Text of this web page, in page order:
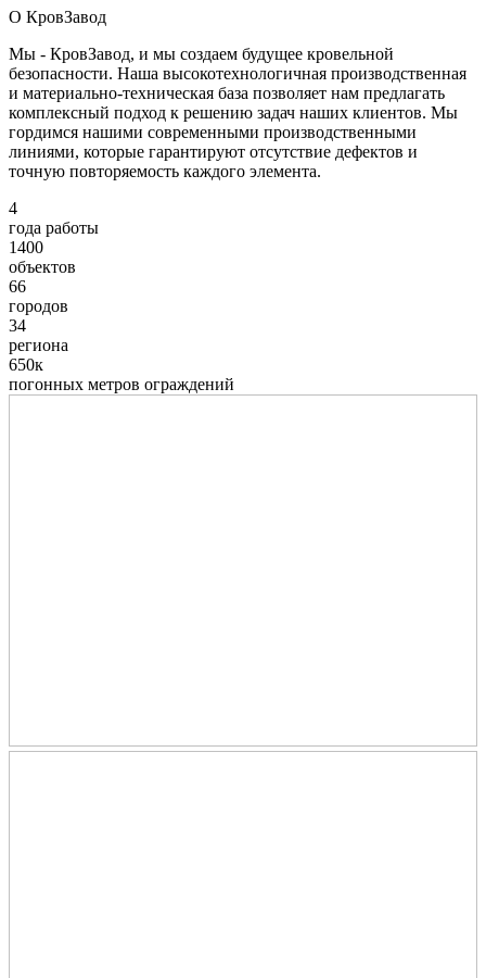
О КровЗавод
Мы - КровЗавод, и мы создаем будущее кровельной
безопасности. Наша высокотехнологичная производственная
и материально-техническая база позволяет нам предлагать
комплексный подход к решению задач наших клиентов. Мы
гордимся нашими современными производственными
линиями, которые гарантируют отсутствие дефектов и
точную повторяемость каждого элемента.
4
года работы
1400
объектов
66
городов
34
региона
650к
погонных метров ограждений